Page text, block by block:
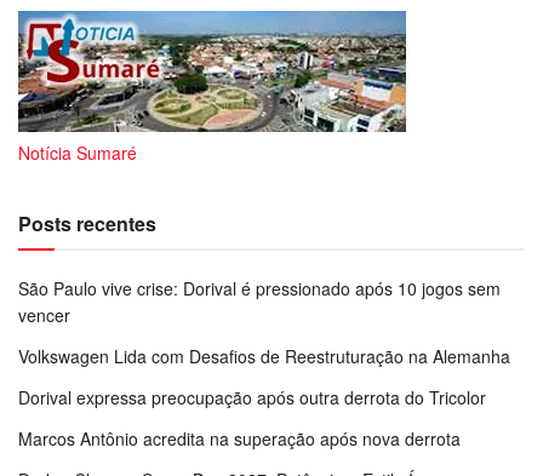
Notícia Sumaré
Posts recentes
São Paulo vive crise: Dorival é pressionado após 10 jogos sem
vencer
Volkswagen Lida com Desafios de Reestruturação na Alemanha
Dorival expressa preocupação após outra derrota do Tricolor
Marcos Antônio acredita na superação após nova derrota